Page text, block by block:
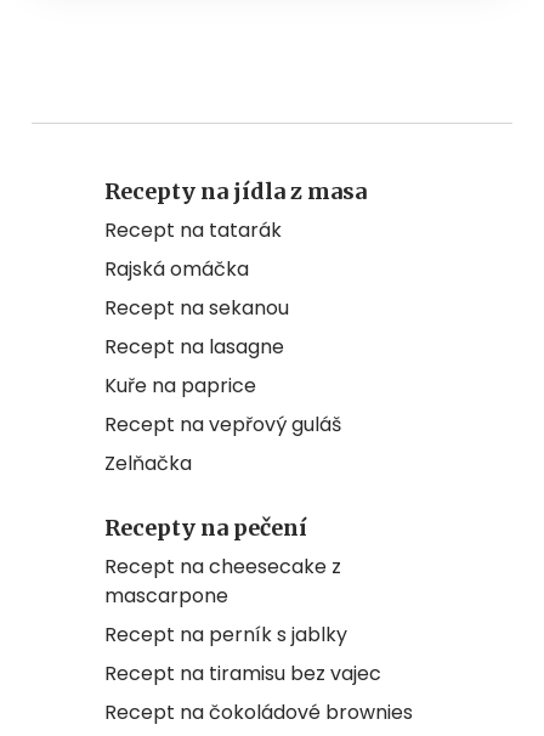
Recepty na jídla z masa
Recept na tatarák
Rajská omáčka
Recept na sekanou
Recept na lasagne
Kuře na paprice
Recept na vepřový guláš
Zelňačka
Recepty na pečení
Recept na cheesecake z
mascarpone
Recept na perník s jablky
Recept na tiramisu bez vajec
Recept na čokoládové brownies